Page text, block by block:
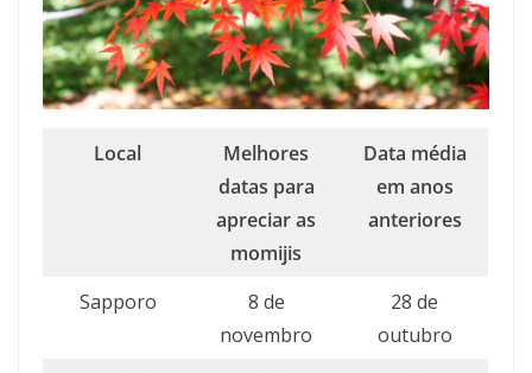
Local
Melhores
datas para
apreciar as
momijis
Data média
em anos
anteriores
Sapporo
8 de
novembro
28 de
outubro